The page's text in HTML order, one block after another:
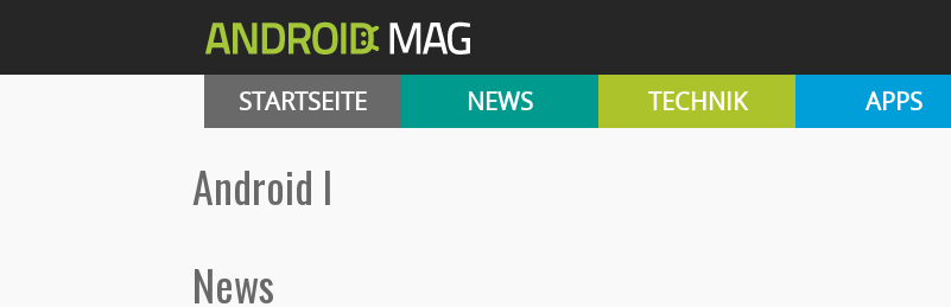
STARTSEITE NEWS TECHNIK APPS
android l
News